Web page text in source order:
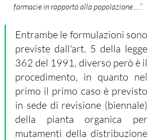
farmacie in rapporto alla popolazione …”.
Entrambe le formulazioni sono
previste dall'art. 5 della legge
362 del 1991, diverso però è il
procedimento, in quanto nel
primo il primo caso è previsto
in sede di revisione (biennale)
della pianta organica per
mutamenti della distribuzione